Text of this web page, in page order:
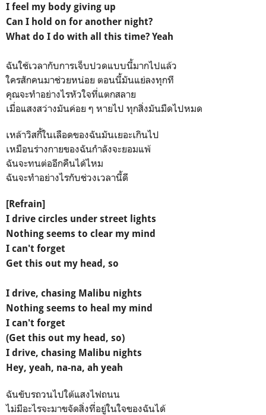
I feel my body giving up
Can I hold on for another night?
What do I do with all this time? Yeah
ฉันใช้เวลากับการเจ็บปวดแบบนี้มากไปแล้ว
ใครสักคนมาช่วยหน่อย ตอนนี้มันแย่ลงทุกที
คุณจะทำอย่างไรหัวใจที่แตกสลาย
เมื่อแสงสว่างมันค่อย ๆ หายไป ทุกสิ่งมันมืดไปหมด
เหล้าวิสกี้ในเลือดของฉันมันเยอะเกินไป
เหมือนร่างกายของฉันกำลังจะยอมแพ้
ฉันจะทนต่ออีกคืนได้ไหม
ฉันจะทำอย่างไรกับช่วงเวลานี้ดี
[Refrain]
I drive circles under street lights
Nothing seems to clear my mind
I can't forget
Get this out my head, so
I drive, chasing Malibu nights
Nothing seems to heal my mind
I can't forget
(Get this out my head, so)
I drive, chasing Malibu nights
Hey, yeah, na-na, ah yeah
ฉันขับรถวนไปใต้แสงไฟถนน
ไม่มีอะไรจะมาขจัดสิ่งที่อยู่ในใจของฉันได้